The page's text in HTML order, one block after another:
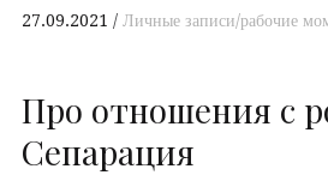
27.09.2021 Личные записи/рабочие
Про отношения с
Сепарация